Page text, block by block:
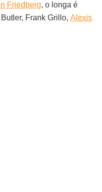
Friedberg, o longa é
Frank Grillo, Alexis